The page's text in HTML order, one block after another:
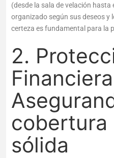
(desde la sala de velación
organizado según sus deseos y
certeza es fundamental para la
2.
cobertura
sólida